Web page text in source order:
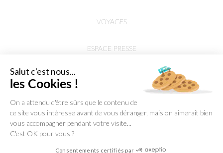
VOYAGES
ESPACE PRESSE
Salut c'est nous...
les Cookies !
On a attendu d'être sûrs que le contenu de
ce site vous intéresse avant de vous déranger, mais on aimerait bien
vous accompagner pendant votre visite...
C'est OK pour vous ?
Consentements certifiés par